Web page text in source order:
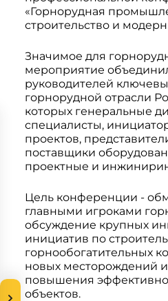
«Горнорудная
строительство и
Значимое для
мероприятие
руководителей
горнорудной отрасли
которых генеральные
специалисты,
проектов,
поставщики
проектные и
Цель конференции -
главными игроками
обсуждение крупных
инициатив по
горнообогатительных
новых месторождений
повышения
объектов.
Системы 3D
Грейферные захваты
Посевная техника